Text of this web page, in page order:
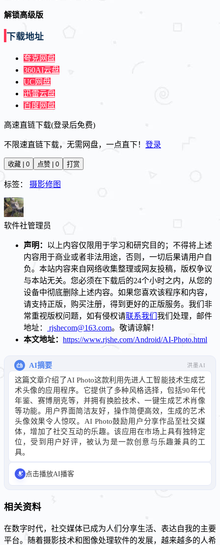
解锁高级版
下载地址
夸克网盘
360AI云盘
UC网盘
迅雷云盘
百度网盘
高速直链下载(登录后免费)
不限速直链下载，无需网盘，一点直下！ 登录
收藏 | 0 点赞 | 0 打赏
标签： 摄影修图
软件社管理员
声明： 以上内容仅限用于学习和研究目的；不得将上述
内容用于商业或者非法用途，否则，一切后果请用户自
负。本站内容来自网络收集整理或网友投稿，版权争议
与本站无关。您必须在下载后的24个小时之内，从您的
设备中彻底删除上述内容。如果您喜欢该程序和内容，
请支持正版，购买注册，得到更好的正版服务。我们非
常重视版权问题，如有侵权请联系我们 我们处理，邮件
地址：
rjshecom@163.com。敬请谅解！
本文地址： https://www.rjshe.com/Android/AI-Photo.html
AI摘要 洪墨AI
这篇文章介绍了AI Photo这款利用先进人工智能技术生成艺
术头像的应用程序。它提供了多种风格选择，包括90年代
年鉴、赛博朋克等，并拥有换脸技术、一键生成艺术肖像
等功能。用户界面简洁友好，操作简便高效，生成的艺术
头像效果令人惊叹。AI Photo鼓励用户分享作品至社交媒
体，增加了社交互动的乐趣。该应用在市场上具有独特定
位，受到用户好评，被认为是一款创意与乐趣兼具的工
具。
点击播放AI播客
相关资料
在数字时代，社交媒体已成为人们分享生活、表达自我的主要
平台。随着摄影技术和图像处理软件的发展，越来越多的人希